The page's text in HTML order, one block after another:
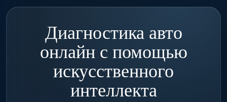
Диагностика авто
онлайн с помощью
искусственного
интеллекта